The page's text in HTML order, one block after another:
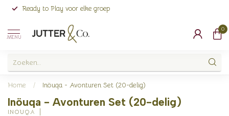
Ready to Play voor elke groep
MENU
0
Home / Inöuqa - Avonturen Set (20-delig)
Inöuqa - Avonturen Set (20-delig)
INOUQA